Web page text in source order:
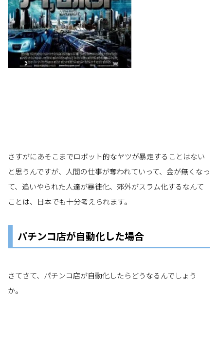
さすがにあそこまでロボット的なヤツが暴走することはない
と思うんですが、人間の仕事が奪われていって、金が無くなっ
て、追いやられた人達が暴徒化、郊外がスラム化するなんて
ことは、日本でも十分考えられます。
パチンコ店が自動化した場合
さてさて、パチンコ店が自動化したらどうなるんでしょう
か。